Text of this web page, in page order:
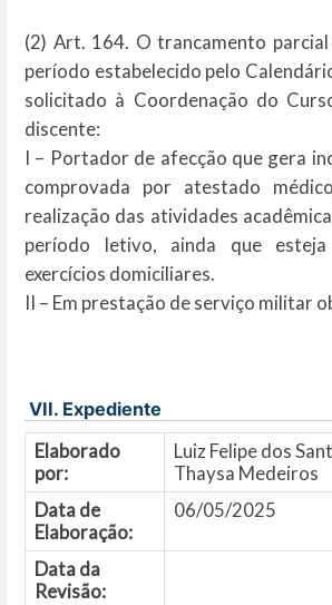
(2) Art. 164. O trancamento
período estabelecido pelo
solicitado à Coordenação do
discente:
I – Portador de afecção que gera
comprovada por atestado
realização das atividades
período letivo, ainda que
exercícios domiciliares.
II – Em prestação de serviço militar
VII. Expediente
Elaborado
por:
Luiz Felipe dos
Thaysa Medeiros
Data de
Elaboração:
06/05/2025
Data da
Revisão: